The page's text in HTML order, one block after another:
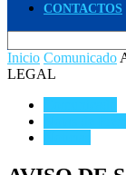
CONTACTOS
Inicio Comunicado
LEGAL